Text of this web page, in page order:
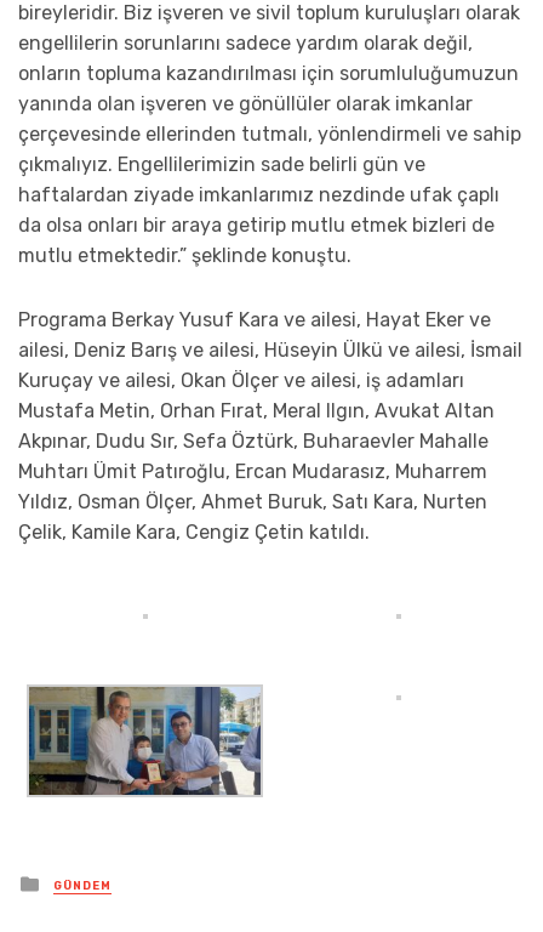
bireyleridir. Biz işveren ve sivil toplum kuruluşları olarak
engellilerin sorunlarını sadece yardım olarak değil,
onların topluma kazandırılması için sorumluluğumuzun
yanında olan işveren ve gönüllüler olarak imkanlar
çerçevesinde ellerinden tutmalı, yönlendirmeli ve sahip
çıkmalıyız. Engellilerimizin sade belirli gün ve
haftalardan ziyade imkanlarımız nezdinde ufak çaplı
da olsa onları bir araya getirip mutlu etmek bizleri de
mutlu etmektedir.” şeklinde konuştu.
Programa Berkay Yusuf Kara ve ailesi, Hayat Eker ve
ailesi, Deniz Barış ve ailesi, Hüseyin Ülkü ve ailesi, İsmail
Kuruçay ve ailesi, Okan Ölçer ve ailesi, iş adamları
Mustafa Metin, Orhan Fırat, Meral Ilgın, Avukat Altan
Akpınar, Dudu Sır, Sefa Öztürk, Buharaevler Mahalle
Muhtarı Ümit Patıroğlu, Ercan Mudarasız, Muharrem
Yıldız, Osman Ölçer, Ahmet Buruk, Satı Kara, Nurten
Çelik, Kamile Kara, Cengiz Çetin katıldı.
Posted
in
GÜNDEM